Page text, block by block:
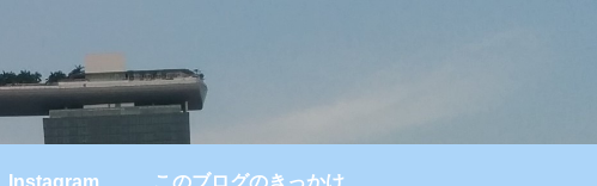
Instagram このブログのきっかけ